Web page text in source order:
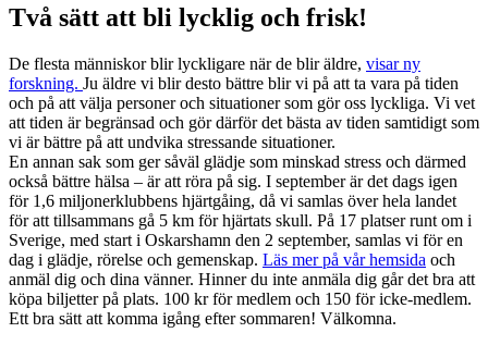
Två sätt att bli lycklig och frisk!
De flesta människor blir lyckligare när de blir äldre, visar ny
forskning. Ju äldre vi blir desto bättre blir vi på att ta vara på tiden
och på att välja personer och situationer som gör oss lyckliga. Vi vet
att tiden är begränsad och gör därför det bästa av tiden samtidigt som
vi är bättre på att undvika stressande situationer.
En annan sak som ger såväl glädje som minskad stress och därmed
också bättre hälsa – är att röra på sig. I september är det dags igen
för 1,6 miljonerklubbens hjärtgåing, då vi samlas över hela landet
för att tillsammans gå 5 km för hjärtats skull. På 17 platser runt om i
Sverige, med start i Oskarshamn den 2 september, samlas vi för en
dag i glädje, rörelse och gemenskap. Läs mer på vår hemsida och
anmäl dig och dina vänner. Hinner du inte anmäla dig går det bra att
köpa biljetter på plats. 100 kr för medlem och 150 för icke-medlem.
Ett bra sätt att komma igång efter sommaren! Välkomna.